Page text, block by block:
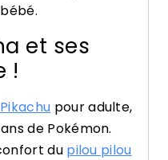
et ses
!
pour adulte,
de Pokémon.
du pilou pilou